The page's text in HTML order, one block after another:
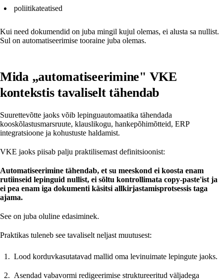
poliitikateatised
Kui need dokumendid on juba mingil kujul olemas, ei alusta sa nullist.
Sul on automatiseerimise tooraine juba olemas.
Mida „automatiseerimine" VKE
kontekstis tavaliselt tähendab
Suurettevõtte jaoks võib lepinguautomaatika tähendada
kooskõlastusmarsruute, klauslikogu, hankepõhimõtteid, ERP
integratsioone ja kohustuste haldamist.
VKE jaoks piisab palju praktilisemast definitsioonist:
Automatiseerimine tähendab, et su meeskond ei koosta enam
rutiinseid lepinguid nullist, ei sõltu kontrollimata copy-paste'ist ja
ei pea enam iga dokumenti käsitsi allkirjastamisprotsessis taga
ajama.
See on juba oluline edasiminek.
Praktikas tuleneb see tavaliselt neljast muutusest:
Lood korduvkasutatavad mallid oma levinuimate lepingute jaoks.
Asendad vabavormi redigeerimise struktureeritud väljadega